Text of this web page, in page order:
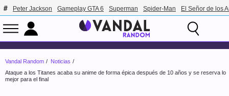
Peter Jackson Gameplay GTA 6 Superman Spider-Man El Señor de los
Vandal Random
Noticias
Ataque a los Titanes acaba su anime de forma épica después de 10 años y se reserva lo
mejor para el final